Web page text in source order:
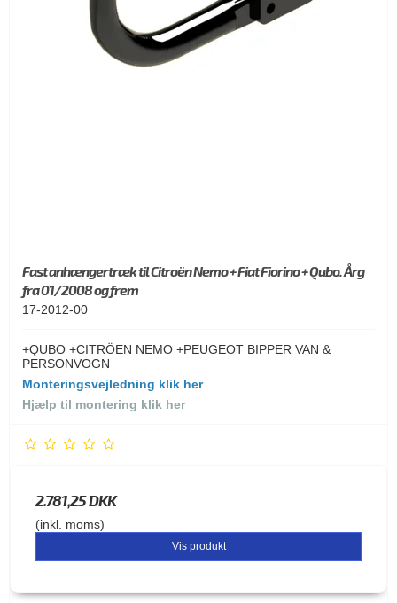
Fast anhængertræk til Citroën Nemo + Fiat Fiorino + Qubo. Årg
fra 01/2008 og frem
17-2012-00
+QUBO +CITRÖEN NEMO +PEUGEOT BIPPER VAN &
PERSONVOGN
Monteringsvejledning klik her
Hjælp til montering klik her
2.781,25 DKK
(inkl. moms)
Vis produkt